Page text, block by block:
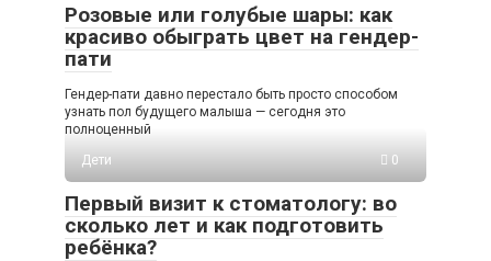
Розовые или голубые шары: как
красиво обыграть цвет на гендер-
пати
Гендер-пати давно перестало быть просто способом
узнать пол будущего малыша — сегодня это
полноценный
Дети
0
Первый визит к стоматологу: во
сколько лет и как подготовить
ребёнка?